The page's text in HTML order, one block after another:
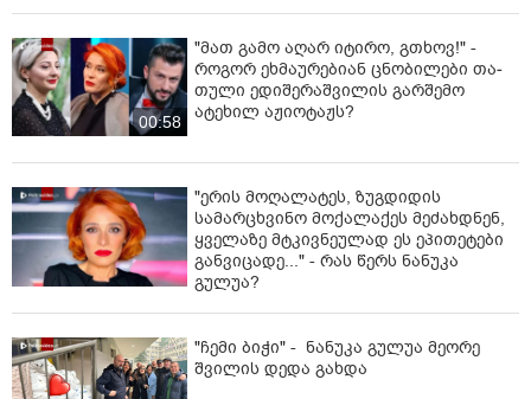
00:58
"მათ გამო აღარ იტირო, გთხოვ!" -
როგორ ეხმაურებიან ცნობილები თა­
თუ­ლი ედი­შე­რაშ­ვი­ლის გარშემო
ატეხილ აჟიოტაჟს?
"ერის მოღალატეს, ზუგდიდის
სამარცხვინო მოქალაქეს მეძახდნენ,
ყველაზე მტკივნეულად ეს ეპითეტები
განვიცადე..." - რას წერს ნანუკა
გულუა?
"ჩემი ბიჭი" - ნანუკა გულუა მეორე
შვილის დედა გახდა